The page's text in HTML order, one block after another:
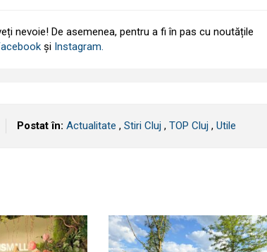
nevoie! De asemenea, pentru a fi în pas cu noutățile
și Instagram.
Postat în: Actualitate , Stiri Cluj , TOP Cluj , Utile